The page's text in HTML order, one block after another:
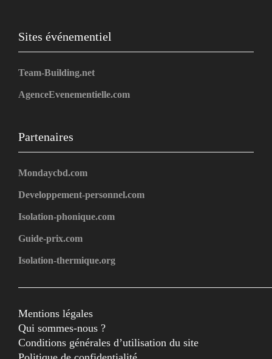
Sites événementiel
Team-Building.net
AgenceEvenementielle.com
Partenaires
Mondaycbd.com
Developpement-personnel.com
Isolation-phonique.com
Guide-prix.com
Isolation-thermique.org
Mentions légales
Qui sommes-nous ?
Conditions générales d’utilisation du site